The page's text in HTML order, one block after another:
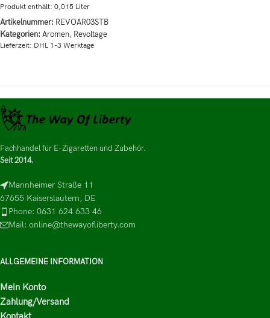
Produkt enthält: 0,015 Liter
Artikelnummer: REVOAR03STB
Kategorien: Aromen, Revoltage
Lieferzeit: DHL 1-3 Werktage
Fachhandel für E-Zigaretten und Zubehör.
Seit 2014.
Mannheimer Straße 11
67655 Kaiserslautern, DE
Phone: 0631 624 633 46
Mail: online@thewayofliberty.com
ALLGEMEINE INFORMATION
Mein Konto
Zahlung/Versand